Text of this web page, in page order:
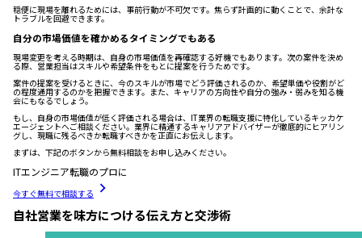
穏便に現場を離れるためには、事前行動が不可欠です。焦らず計画的に動くことで、余計な
トラブルを回避できます。
自分の市場価値を確かめるタイミングでもある
現場変更を考える時期は、自身の市場価値を再確認する好機でもあります。次の案件を決め
る際、営業担当はスキルや希望条件をもとに提案を行うためです。
案件の提案を受けるときに、今のスキルが市場でどう評価されるのか、希望単価や役割がど
の程度通用するのかを把握できます。また、キャリアの方向性や自分の強み・弱みを知る機
会にもなるでしょう。
もし、自身の市場価値が低く評価される場合は、IT業界の転職支援に特化しているキッカケ
エージェントへご相談ください。業界に精通するキャリアアドバイザーが徹底的にヒアリン
グし、現職に残るべきか転職すべきかを正直にお伝えします。
まずは、下記のボタンから無料相談をお申し込みください。
ITエンジニア転職のプロに
今すぐ無料で相談する
自社営業を味方につける伝え方と交渉術